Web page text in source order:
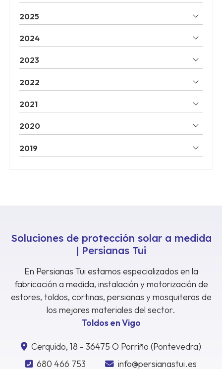
2025
2024
2023
2022
2021
2020
2019
Soluciones de protección solar a medida
| Persianas Tui
En Persianas Tui estamos especializados en la
fabricación a medida, instalación y motorización de
estores, toldos, cortinas, persianas y mosquiteras de
los mejores materiales del sector.
Toldos en Vigo
Cerquido, 18 - 36475 O Porriño (Pontevedra)
680 466 753
info@persianastui.es